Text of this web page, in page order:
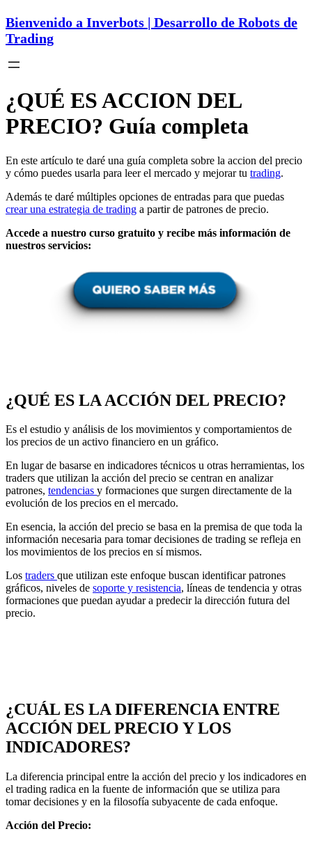
Bienvenido a Inverbots | Desarrollo de Robots de
Trading
¿QUÉ ES ACCION DEL
PRECIO? Guía completa
En este artículo te daré una guía completa sobre la accion del precio
y cómo puedes usarla para leer el mercado y mejorar tu trading.
Además te daré múltiples opciones de entradas para que puedas
crear una estrategia de trading a partir de patrones de precio.
Accede a nuestro curso gratuito y recibe más información de
nuestros servicios:
¿QUÉ ES LA ACCIÓN DEL PRECIO?
Es el estudio y análisis de los movimientos y comportamientos de
los precios de un activo financiero en un gráfico.
En lugar de basarse en indicadores técnicos u otras herramientas, los
traders que utilizan la acción del precio se centran en analizar
patrones, tendencias y formaciones que surgen directamente de la
evolución de los precios en el mercado.
En esencia, la acción del precio se basa en la premisa de que toda la
información necesaria para tomar decisiones de trading se refleja en
los movimientos de los precios en sí mismos.
Los traders que utilizan este enfoque buscan identificar patrones
gráficos, niveles de soporte y resistencia, líneas de tendencia y otras
formaciones que puedan ayudar a predecir la dirección futura del
precio.
¿CUÁL ES LA DIFERENCIA ENTRE
ACCIÓN DEL PRECIO Y LOS
INDICADORES?
La diferencia principal entre la acción del precio y los indicadores en
el trading radica en la fuente de información que se utiliza para
tomar decisiones y en la filosofía subyacente de cada enfoque.
Acción del Precio: